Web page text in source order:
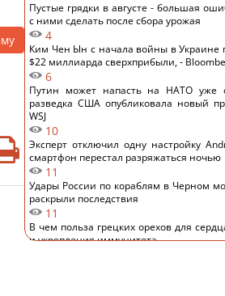
Пустые грядки в августе - большая
с ними сделать после сбора урожая
4
Ким Чен Ын с начала войны в Украине
$22 миллиарда сверхприбыли, -
6
Путин может напасть на НАТО уже
разведка США опубликовала новый
WSJ
10
Эксперт отключил одну настройку
смартфон перестал разряжаться ночью
11
Удары России по кораблям в Черном
раскрыли последствия
11
В чем польза грецких орехов для
и укрепления иммунитета